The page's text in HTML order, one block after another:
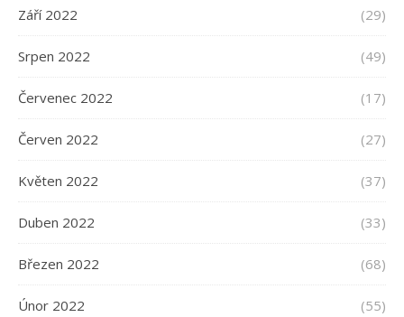
Září 2022 (29)
Srpen 2022 (49)
Červenec 2022 (17)
Červen 2022 (27)
Květen 2022 (37)
Duben 2022 (33)
Březen 2022 (68)
Únor 2022 (55)